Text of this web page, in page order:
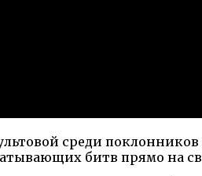
среди
битв прямо на